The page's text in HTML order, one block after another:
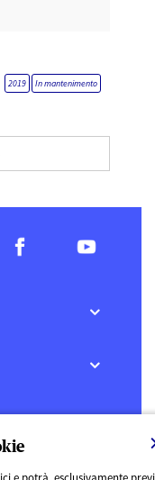
2019 In mantenimento